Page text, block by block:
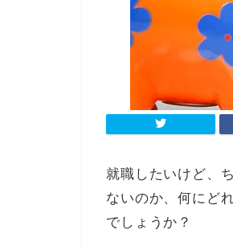
就職したいけど、
ないのか、何にど
でしょうか？